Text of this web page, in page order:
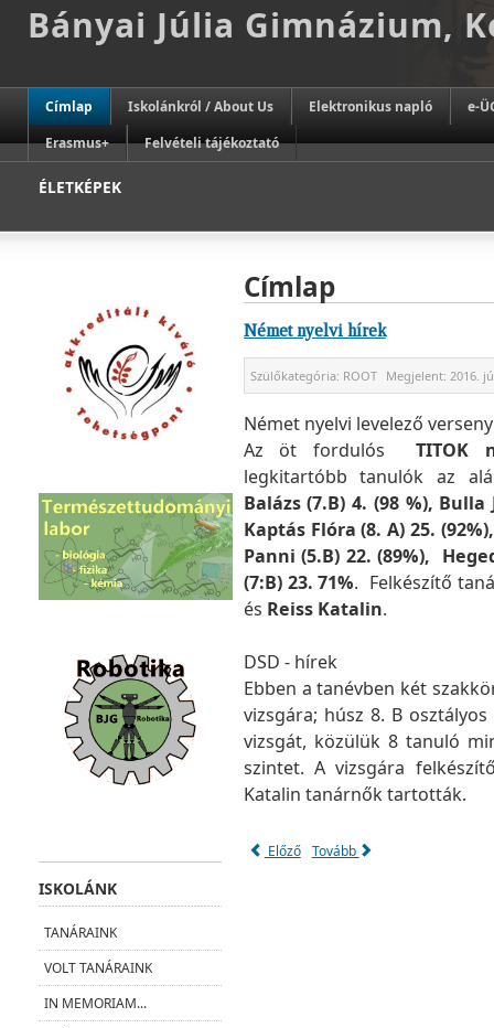
Bányai Júlia Gimnázium,
Címlap Iskolánkról / About Us Elektronikus napló
e-
Erasmus+
Felvételi tájékoztató
ÉLETKÉPEK
Címlap
Német nyelvi hírek
Szülőkategória: ROOT Megjelent: 2016.
Német nyelvi levelező verseny
Az öt fordulósTITOK
legkitartóbb tanulók az
Balázs (7.B) 4. (98 %),
Kaptás Flóra (8. A) 25.
Panni (5.B) 22. (89%),
(7:B) 23. 71%. Felkészítő
és Reiss Katalin.
DSD - hírek
Ebben a tanévben két
vizsgára; húsz 8. B
vizsgát, közülük 8 tanuló
szintet. A vizsgára
Katalin tanárnők tartották.
Előző Tovább
ISKOLÁNK
TANÁRAINK
VOLT TANÁRAINK
IN MEMORIAM...